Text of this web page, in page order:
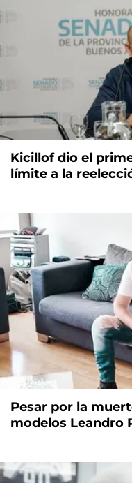
Kicillof dio el
límite a la
Pesar por la
modelos Leandro